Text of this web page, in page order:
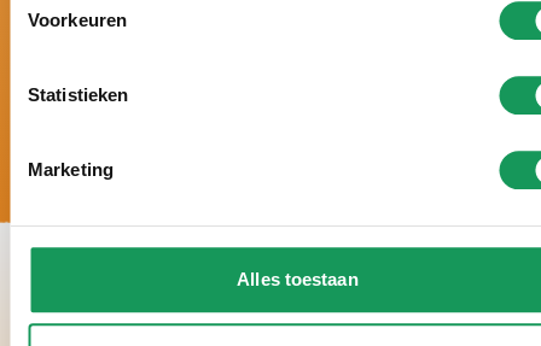
Voorkeuren
Statistieken
Marketing
Alles toestaan
Einrichtung und zahlreiche Wellness-